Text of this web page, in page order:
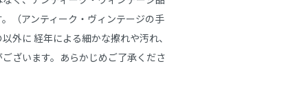
（アンティーク・ヴィンテージの手
外に 経年による細かな擦れや汚れ、
ざいます。あらかじめご了承くださ